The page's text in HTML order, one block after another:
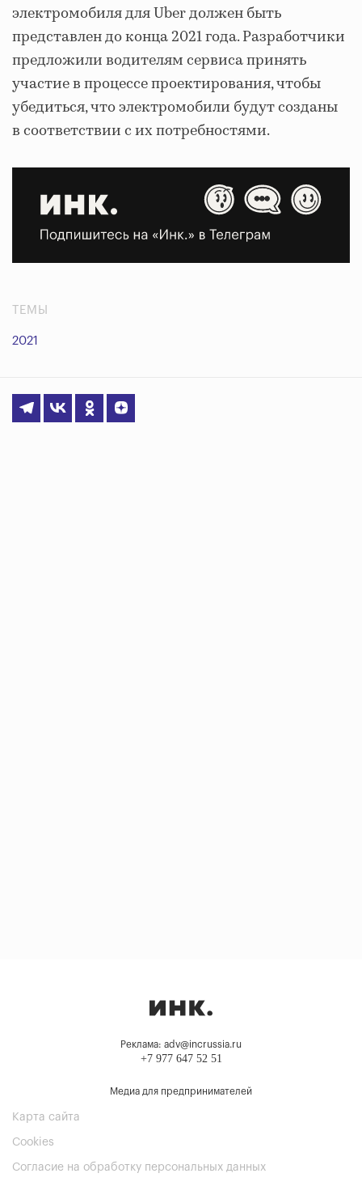
электромобиля для Uber должен быть
представлен до конца 2021 года. Разработчики
предложили водителям сервиса принять
участие в процессе проектирования, чтобы
убедиться, что электромобили будут созданы
в соответствии с их потребностями.
ТЕМЫ
2021
Реклама: adv@incrussia.ru
+7 977 647 52 51
Медиа для предпринимателей
Карта сайта
Cookies
Согласие на обработку персональных данных